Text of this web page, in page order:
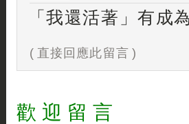
「我還活著」有成
( 直接回應此留言 )
歡 迎 留 言